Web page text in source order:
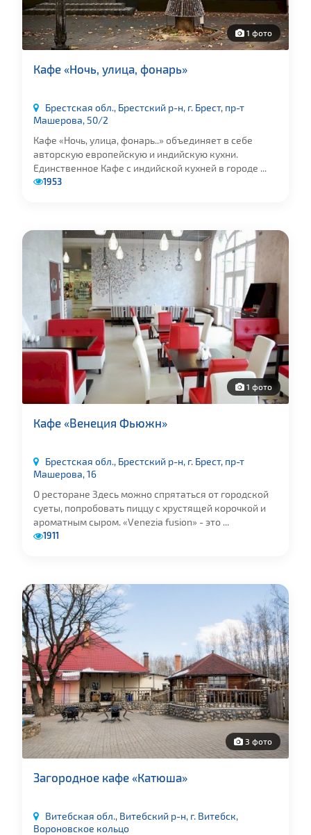
1 фото
Кафе «Ночь, улица, фонарь»
Брестская обл., Брестский р-н, г. Брест, пр-т
Машерова, 50/2
Кафе «Ночь, улица, фонарь..» объединяет в себе
авторскую европейскую и индийскую кухни.
Единственное Кафе с индийской кухней в городе ...
1953
1 фото
Кафе «Венеция Фьюжн»
Брестская обл., Брестский р-н, г. Брест, пр-т
Машерова, 16
О ресторане Здесь можно спрятаться от городской
суеты, попробовать пиццу с хрустящей корочкой и
ароматным сыром. «Venezia fusion» - это ...
1911
3 фото
Загородное кафе «Катюша»
Витебская обл., Витебский р-н, г. Витебск,
Вороновское кольцо